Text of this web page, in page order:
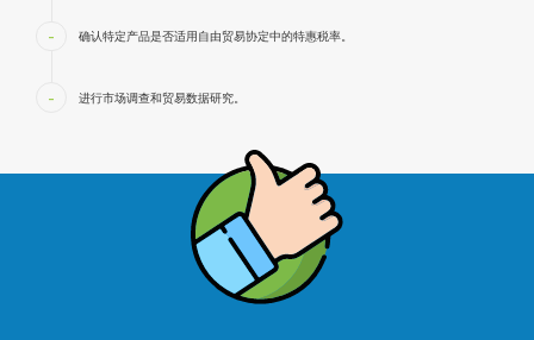
- 确认特定产品是否适用自由贸易协定中的特惠税率。
- 进行市场调查和贸易数据研究。